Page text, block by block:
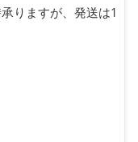
りますが、発送は1